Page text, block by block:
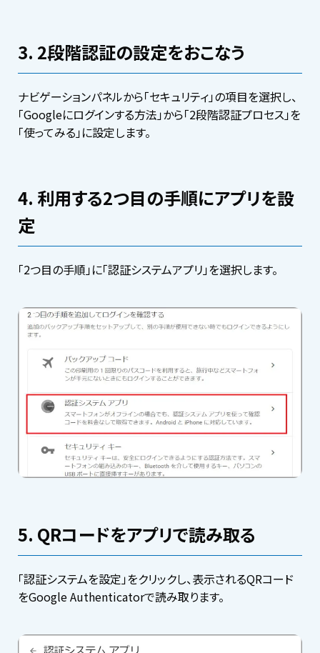
3. 2段階認証の設定をおこなう
ナビゲーションパネルから「セキュリティ」の項目を選択し、
「Googleにログインする方法」から「2段階認証プロセス」を
「使ってみる」に設定します。
4. 利用する2つ目の手順にアプリを設
定
「2つ目の手順」に「認証システムアプリ」を選択します。
5. QRコードをアプリで読み取る
「認証システムを設定」をクリックし、表示されるQRコード
をGoogle Authenticatorで読み取ります。